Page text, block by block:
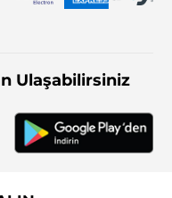
Ulaşabilirsiniz